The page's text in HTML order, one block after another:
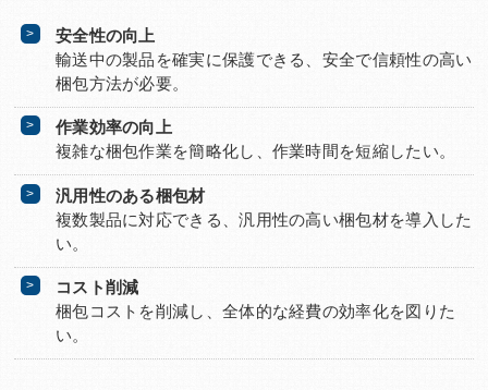
安全性の向上
輸送中の製品を確実に保護できる、安全で信頼性の高い
梱包方法が必要。
作業効率の向上
複雑な梱包作業を簡略化し、作業時間を短縮したい。
汎用性のある梱包材
複数製品に対応できる、汎用性の高い梱包材を導入した
い。
コスト削減
梱包コストを削減し、全体的な経費の効率化を図りた
い。